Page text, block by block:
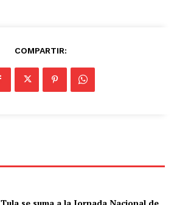
COMPARTIR:
Tula se suma a la Jornada Nacional de